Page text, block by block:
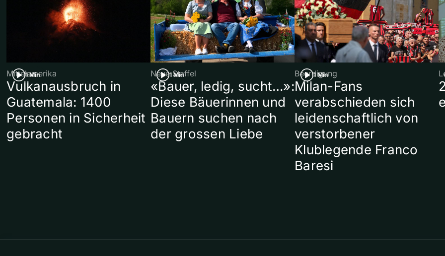
1 Min
Mittelamerika
Vulkanausbruch in
Guatemala: 1400
Personen in Sicherheit
gebracht
1 Min
Neue Staffel
«Bauer, ledig, sucht…»:
Diese Bäuerinnen und
Bauern suchen nach
der grossen Liebe
1 Min
Beerdigung
Milan-Fans
verabschieden sich
leidenschaftlich von
verstorbener
Klublegende Franco
Baresi